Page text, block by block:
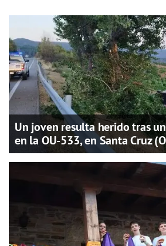
Un joven resulta herido tras
en la OU-533, en Santa Cruz